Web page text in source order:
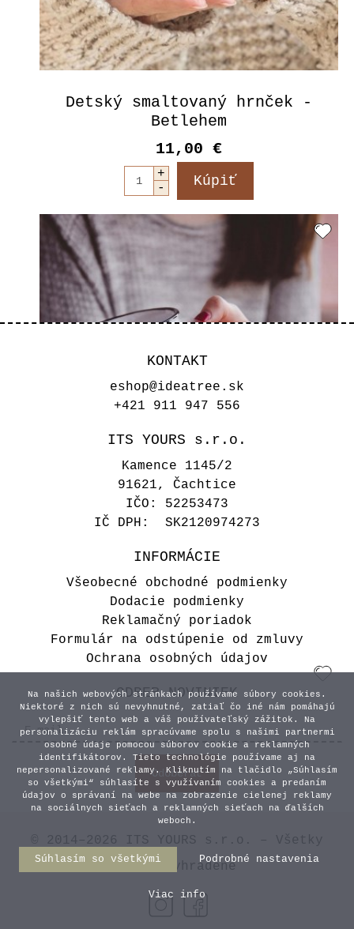
Detský smaltovaný hrnček -
Betlehem
11,00 €
Smaltovaný hrnček - Milujem
Vianoce
11,00 €
KONTAKT
eshop@ideatree.sk
+421 911 947 556
ITS YOURS s.r.o.
Kamence 1145/2
91621, Čachtice
IČO: 52253473
IČ DPH: SK2120974273
INFORMÁCIE
Všeobecné obchodné podmienky
Dodacie podmienky
Reklamačný poriadok
Formulár na odstúpenie od zmluvy
Ochrana osobných údajov
ODBER NOVINIEK
© 2014–2026 ITS YOURS s.r.o. – Všetky
práva vyhradené
Na našich webových stránkach používame súbory cookies.
Niektoré z nich sú nevyhnutné, zatiaľ čo iné nám pomáhajú
vylepšiť tento web a váš používateľský zážitok. Na
personalizáciu reklám spracúvame spolu s našimi partnermi
osobné údaje pomocou súborov cookie a reklamných
identifikátorov. Tieto technológie používame aj na
nepersonalizované reklamy. Kliknutím na tlačidlo „Súhlasím
so všetkými“ súhlasíte s využívaním cookies a predaním
údajov o správaní na webe na zobrazenie cielenej reklamy
na sociálnych sieťach a reklamných sieťach na ďalších
weboch.
Súhlasím so všetkými Podrobné nastavenia
Viac info